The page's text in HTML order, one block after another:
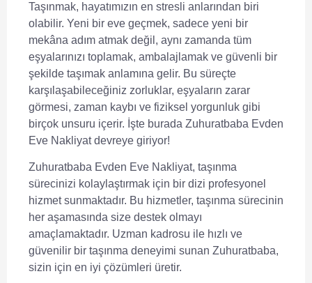
Taşınmak, hayatımızın en stresli anlarından biri
olabilir. Yeni bir eve geçmek, sadece yeni bir
mekâna adım atmak değil, aynı zamanda tüm
eşyalarınızı toplamak, ambalajlamak ve güvenli bir
şekilde taşımak anlamına gelir. Bu süreçte
karşılaşabileceğiniz zorluklar, eşyaların zarar
görmesi, zaman kaybı ve fiziksel yorgunluk gibi
birçok unsuru içerir. İşte burada Zuhuratbaba Evden
Eve Nakliyat devreye giriyor!
Zuhuratbaba Evden Eve Nakliyat, taşınma
sürecinizi kolaylaştırmak için bir dizi profesyonel
hizmet sunmaktadır. Bu hizmetler, taşınma sürecinin
her aşamasında size destek olmayı
amaçlamaktadır. Uzman kadrosu ile hızlı ve
güvenilir bir taşınma deneyimi sunan Zuhuratbaba,
sizin için en iyi çözümleri üretir.